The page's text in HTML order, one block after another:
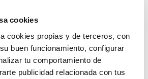
cookies
cookies propias y de terceros, con
buen funcionamiento, configurar
tu comportamiento de
publicidad relacionada con tus
480 ml
2,99 €
Añadir